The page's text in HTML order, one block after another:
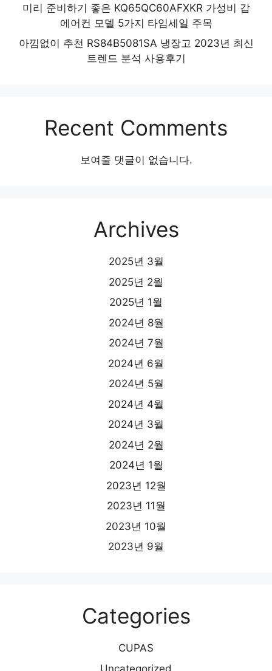
미리 준비하기 좋은 KQ65QC60AFXKR 가성비 갑
에어컨 모델 5가지 타임세일 주목
아낌없이 추천 RS84B5081SA 냉장고 2023년 최신
트렌드 분석 사용후기
Recent Comments
보여줄 댓글이 없습니다.
Archives
2025년 3월
2025년 2월
2025년 1월
2024년 8월
2024년 7월
2024년 6월
2024년 5월
2024년 4월
2024년 3월
2024년 2월
2024년 1월
2023년 12월
2023년 11월
2023년 10월
2023년 9월
Categories
CUPAS
Uncategorized